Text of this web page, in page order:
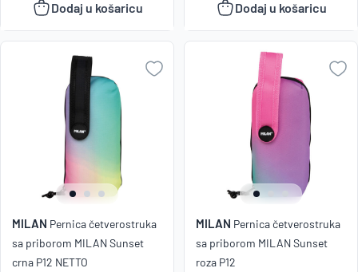
Dodaj u košaricu Dodaj u košaricu
MILAN Pernica četverostruka
sa priborom MILAN Sunset
crna P12 NETTO
MILAN Pernica četverostruka
sa priborom MILAN Sunset
roza P12